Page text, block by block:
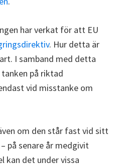
har verkat för att EU
. Hur detta är
I samband med detta
på riktad
vid misstanke om
om den står fast vid sitt
på senare år medgivit
kan det under vissa